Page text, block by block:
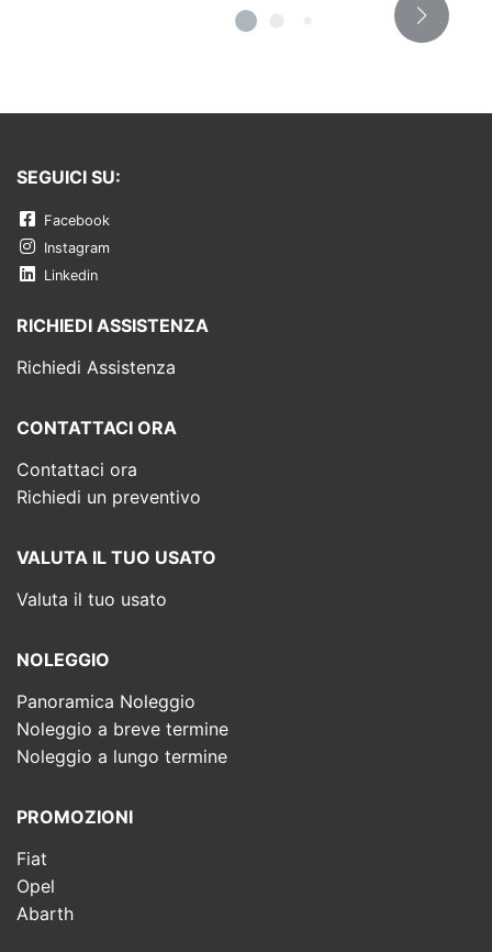
SEGUICI SU:
Facebook
Instagram
Linkedin
RICHIEDI ASSISTENZA
Richiedi Assistenza
CONTATTACI ORA
Contattaci ora
Richiedi un preventivo
VALUTA IL TUO USATO
Valuta il tuo usato
NOLEGGIO
Panoramica Noleggio
Noleggio a breve termine
Noleggio a lungo termine
PROMOZIONI
Fiat
Opel
Abarth